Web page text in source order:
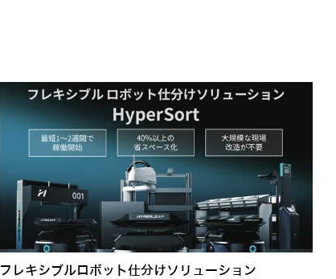
フレキシブルロボット仕分けソリューション